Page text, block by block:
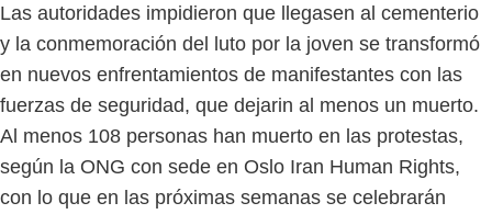
Las autoridades impidieron que llegasen al cementerio
y la conmemoración del luto por la joven se transformó
en nuevos enfrentamientos de manifestantes con las
fuerzas de seguridad, que dejarin al menos un muerto.
Al menos 108 personas han muerto en las protestas,
según la ONG con sede en Oslo Iran Human Rights,
con lo que en las próximas semanas se celebrarán